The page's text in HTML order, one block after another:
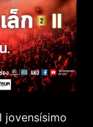
jovensísimo